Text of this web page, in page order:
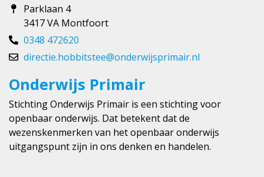
Parklaan 4
3417 VA Montfoort
0348 472620
directie.hobbitstee@onderwijsprimair.nl
Onderwijs Primair
Stichting Onderwijs Primair is een stichting voor
openbaar onderwijs. Dat betekent dat de
wezenskenmerken van het openbaar onderwijs
uitgangspunt zijn in ons denken en handelen.